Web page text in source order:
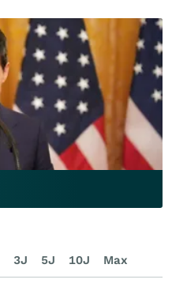
3J 5J 10J Max